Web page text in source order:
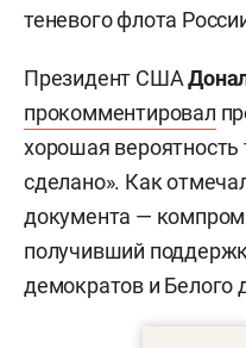
теневого флота
Президент США
прокомментировал
хорошая вероятность
сделано». Как
документа —
получивший
демократов и Белого